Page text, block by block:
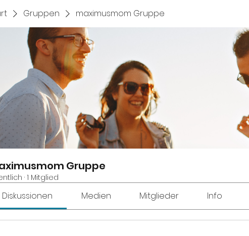
Gruppen maximusmom Gruppe
Gruppe
· 1 Mitglied
Diskussionen Medien Mitglieder Info